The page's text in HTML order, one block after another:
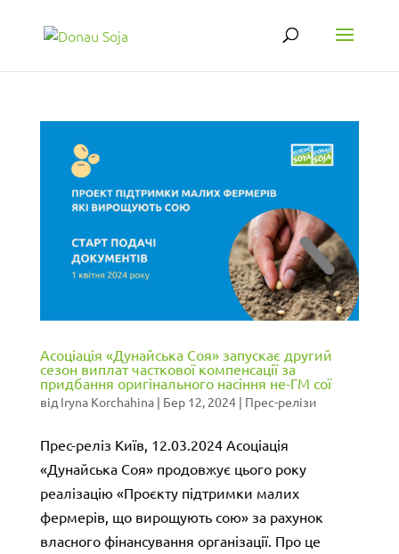
Асоціація «Дунайська Соя» запускає другий
сезон виплат часткової компенсації за
придбання оригінального насіння не-ГМ сої
від Iryna Korchahina| Бер 12, 2024| Прес-релізи
Прес-реліз Київ, 12.03.2024 Асоціація
«Дунайська Соя» продовжує цього року
реалізацію «Проєкту підтримки малих
фермерів, що вирощують сою» за рахунок
власного фінансування організації. Про це